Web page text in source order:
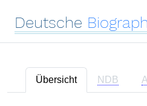
Deutsche
Übersicht NDB